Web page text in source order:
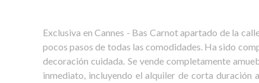
Exclusiva en Cannes - Bas Carnot apartado de la
pocos pasos de todas las comodidades. Ha sido
decoración cuidada. Se vende completamente
inmediato, incluyendo el alquiler de corta